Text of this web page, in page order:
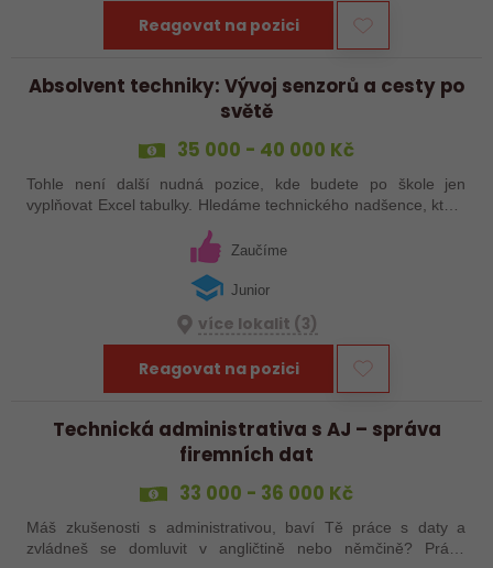
Reagovat na pozici
Absolvent techniky: Vývoj senzorů a cesty po
světě
35 000 - 40 000 Kč
Tohle není další nudná pozice, kde budete po škole jen
vyplňovat Excel tabulky. Hledáme technického nadšence, který
chce nastartovat kariéru jinak – sbalit notebook, vzít do ruky
Zaučíme
Junior
více lokalit (3)
Reagovat na pozici
Technická administrativa s AJ – správa
firemních dat
33 000 - 36 000 Kč
Máš zkušenosti s administrativou, baví Tě práce s daty a
zvládneš se domluvit v angličtině nebo němčině? Právě